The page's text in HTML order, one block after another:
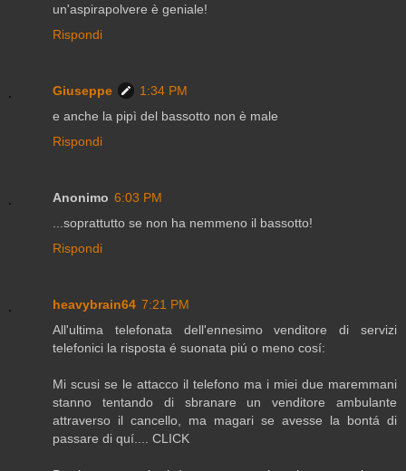
un'aspirapolvere è geniale!
Rispondi
Giuseppe
1:34 PM
e anche la pipì del bassotto non è male
Rispondi
Anonimo 6:03 PM
...soprattutto se non ha nemmeno il bassotto!
Rispondi
heavybrain64 7:21 PM
All'ultima telefonata dell'ennesimo venditore di servizi
telefonici la risposta é suonata piú o meno cosí:
Mi scusi se le attacco il telefono ma i miei due maremmani
stanno tentando di sbranare un venditore ambulante
attraverso il cancello, ma magari se avesse la bontá di
passare di quí.... CLICK